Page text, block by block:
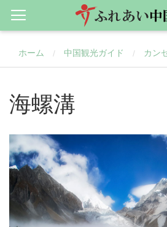
ホーム / 中国観光ガイド / カン
海螺溝